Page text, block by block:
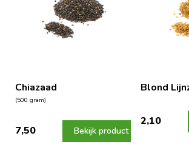
Chiazaad
(500 gram)
7,50 Bekijk product
Blond
2,10